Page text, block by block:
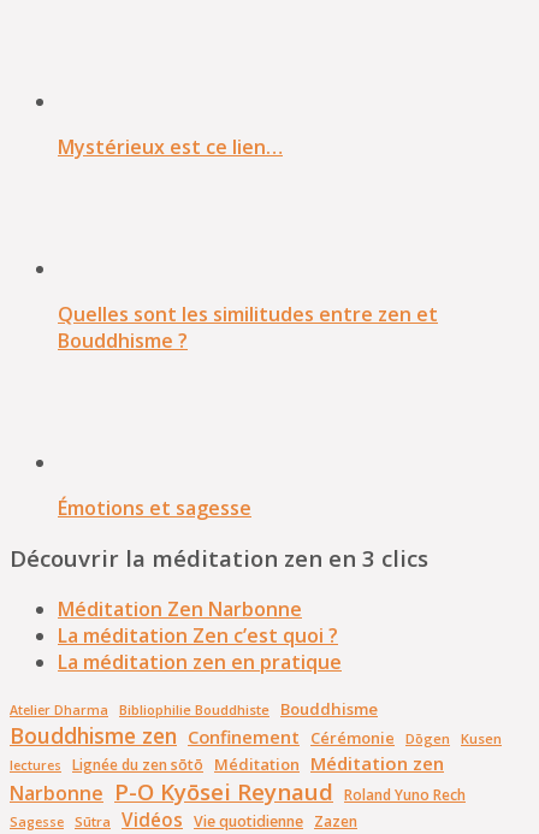
Mystérieux est ce lien…
Quelles sont les similitudes entre zen et
Bouddhisme ?
Émotions et sagesse
Découvrir la méditation zen en 3 clics
Méditation Zen Narbonne
La méditation Zen c’est quoi ?
La méditation zen en pratique
Atelier Dharma Bibliophilie Bouddhiste Bouddhisme
Bouddhisme zen Confinement Cérémonie Dōgen Kusen
lectures Lignée du zen sōtō Méditation Méditation zen
Narbonne P-O Kyōsei Reynaud Roland Yuno Rech
Sagesse Sūtra Vidéos Vie quotidienne Zazen